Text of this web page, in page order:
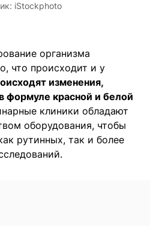
iStockphoto
организма
что происходит и у
изменения,
формуле красной и белой
клиники обладают
оборудования, чтобы
рутинных, так и более